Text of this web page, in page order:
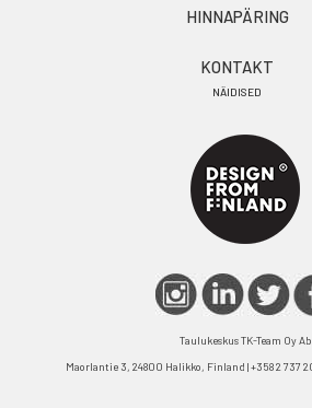
HINNAPÄRING
KONTAKT
NÄIDISED
Taulukeskus TK-Team Oy Ab
Maorlantie 3, 24800 Halikko, Finland | +358 2 737